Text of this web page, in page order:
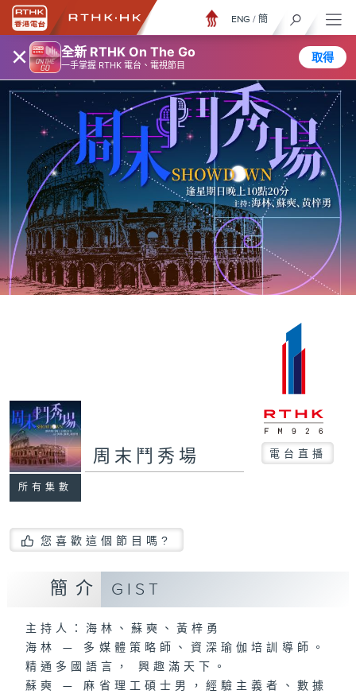
× 全新 RTHK On The Go
一手掌握 RTHK 電台、電視節目
取得
ENG / 簡
所有集數
周末鬥秀場 電台直播
您喜歡這個節目嗎?
簡介 GIST
主持人：海林、蘇奭、黃梓勇
海林 — 多媒體策略師、資深瑜伽培訓導師。
精通多國語言， 興趣滿天下。
蘇奭 — 麻省理工碩士男，經驗主義者、數據